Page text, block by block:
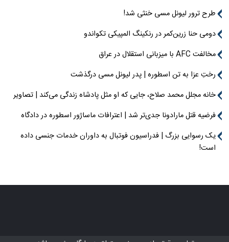
طرح ترور لیونل مسی خنثی شد!
دومی حنا زرین‌کمر در رنکینگ المپیکی تکواندو
مخالفت AFC با میزبانی استقلال در عراق
رختِ عزا به تن اسطوره | پدر لیونل مسی درگذشت
خانه مجلل محمد صلاح، جایی که او مثل پادشاه زندگی می‌کند | تصاویر
فرضیه قتل مارادونا جدی‌تر شد | اعترافات ماساژور اسطوره در دادگاه
یک رسوایی بزرگ | فدراسیون فوتبال به داوران خدمات جنسی داده
است!